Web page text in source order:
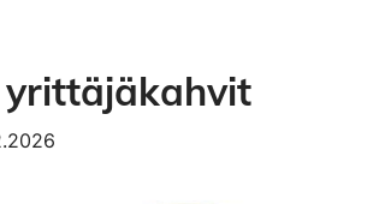
yrittäjäkahvit